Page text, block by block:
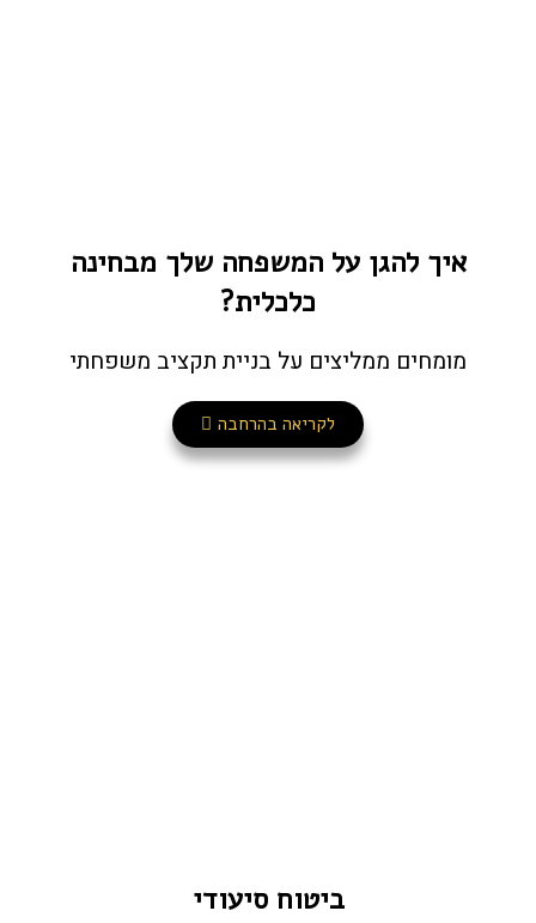
איך להגן על המשפחה שלך מבחינה
כלכלית?
מומחים ממליצים על בניית תקציב משפחתי
לקריאה בהרחבה
ביטוח סיעודי